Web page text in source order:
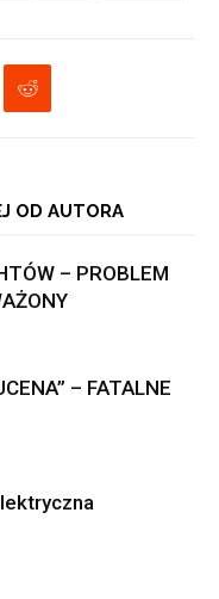
OD AUTORA
– PROBLEM
– FATALNE